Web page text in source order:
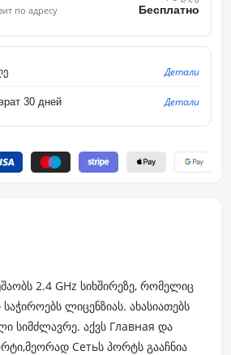
по адресу
Бесплатно
Детали
30 дней Детали
2.4 GHz სიხშირეზე, რომელიც
ლიცენზიას. ახასიათებს
სიმძლავრე. აქვს Главная და
Сетьს პორტს გააჩნია